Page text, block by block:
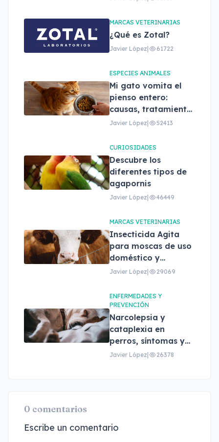
adecuado
MARCAS VETERINARIAS
¿Qué es Zotal?
Javier López 61722
ESPECIES ANIMALES
Mi gato vomita el
pienso entero:
causas, tratamiento
y cuándo
Javier López 52413
CURIOSIDADES
Descubre los
diferentes tipos de
agapornis
Javier López 46449
MARCAS VETERINARIAS
Insecticida Agita
para moscas de uso
doméstico y
profesional
Javier López 29069
ENFERMEDADES Y
PREVENCIÓN
Narcolepsia y
cataplexia en
perros, síntomas y
tratamiento
Javier López 26378
0 comentarios
Escribe un comentario